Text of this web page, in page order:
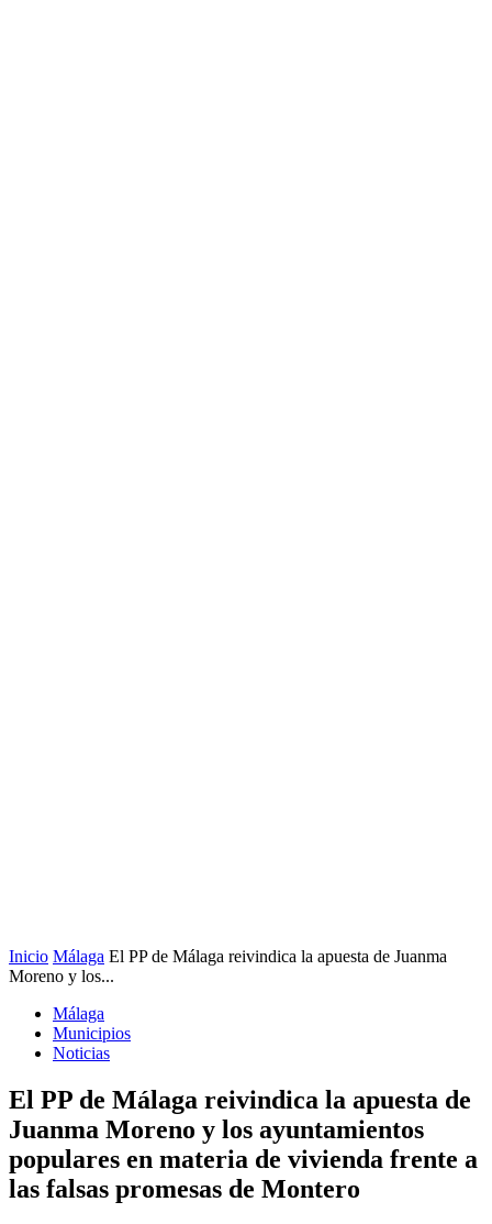
Inicio Málaga El PP de Málaga reivindica la apuesta de Juanma
Moreno y los...
Málaga
Municipios
Noticias
El PP de Málaga reivindica la apuesta de
Juanma Moreno y los ayuntamientos
populares en materia de vivienda frente a
las falsas promesas de Montero